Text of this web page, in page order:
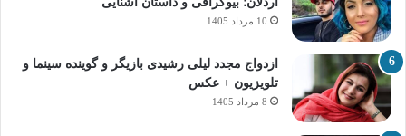
10 مرداد 1405
ازدواج مجدد لیلی رشیدی بازیگر و گوینده سینما و
تلویزیون + عکس
8 مرداد 1405